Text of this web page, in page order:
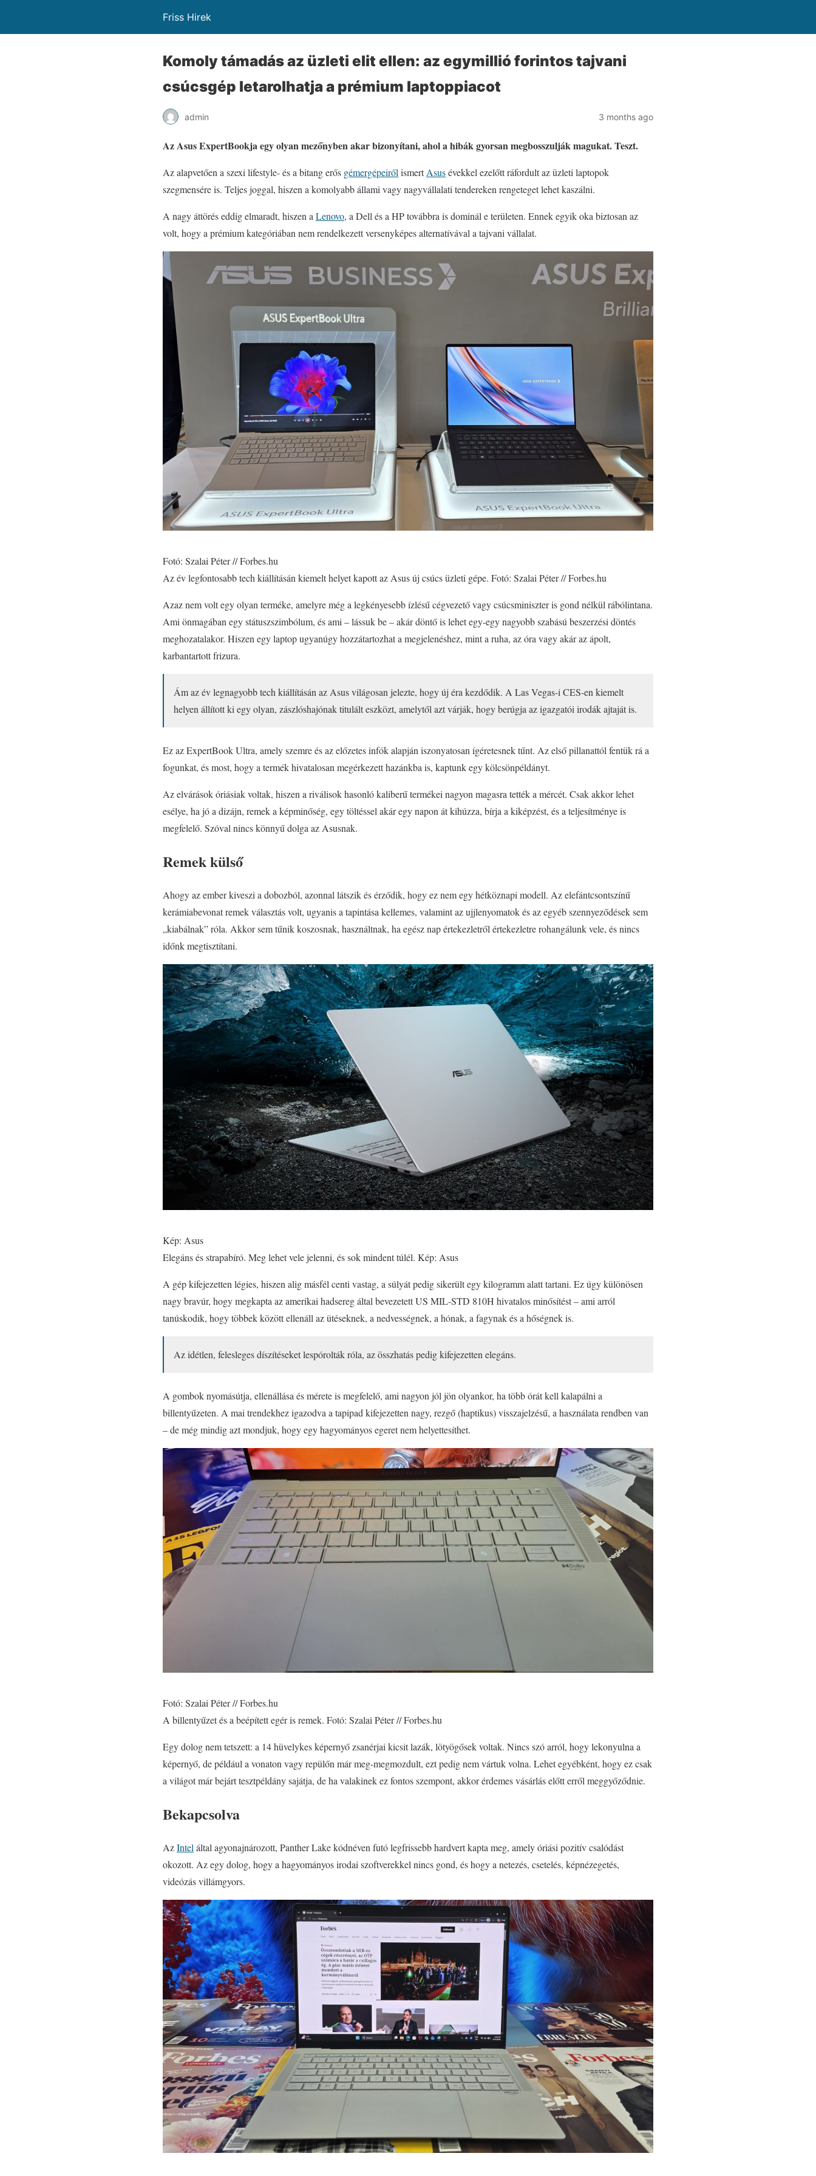
Friss Hirek
Komoly támadás az üzleti elit ellen: az egymillió forintos tajvani
csúcsgép letarolhatja a prémium laptoppiacot
admin 3 months ago
Az Asus ExpertBookja egy olyan mezőnyben akar bizonyítani, ahol a hibák gyorsan megbosszulják magukat. Teszt.
Az alapvetően a szexi lifestyle- és a bitang erős gémergépeiről ismertAsusévekkel ezelőtt ráfordult az üzleti laptopok
szegmensére is. Teljes joggal, hiszen a komolyabb állami vagy nagyvállalati tendereken rengeteget lehet kaszálni.
A nagy áttörés eddig elmaradt, hiszen a Lenovo, a Dell és a HP továbbra is dominál e területen. Ennek egyik oka biztosan az
volt, hogy a prémium kategóriában nem rendelkezett versenyképes alternatívával a tajvani vállalat.
Fotó: Szalai Péter // Forbes.hu
Az év legfontosabb tech kiállításán kiemelt helyet kapott az Asus új csúcs üzleti gépe. Fotó: Szalai Péter // Forbes.hu
Azaz nem volt egy olyan terméke, amelyre még a legkényesebb ízlésű cégvezető vagy csúcsminiszter is gond nélkül rábólintana.
Ami önmagában egy státuszszimbólum, és ami – lássuk be – akár döntő is lehet egy-egy nagyobb szabású beszerzési döntés
meghozatalakor. Hiszen egy laptop ugyanúgy hozzátartozhat a megjelenéshez, mint a ruha, az óra vagy akár az ápolt,
karbantartott frizura.
Ám az év legnagyobb tech kiállításán az Asus világosan jelezte, hogy új éra kezdődik. A Las Vegas-i CES-en kiemelt
helyen állított ki egy olyan, zászlóshajónak titulált eszközt, amelytől azt várják, hogy berúgja az igazgatói irodák ajtaját is.
Ez az ExpertBook Ultra, amely szemre és az előzetes infók alapján iszonyatosan ígéretesnek tűnt. Az első pillanattól fentük rá a
fogunkat, és most, hogy a termék hivatalosan megérkezett hazánkba is, kaptunk egy kölcsönpéldányt.
Az elvárások óriásiak voltak, hiszen a riválisok hasonló kaliberű termékei nagyon magasra tették a mércét. Csak akkor lehet
esélye, ha jó a dizájn, remek a képminőség, egy töltéssel akár egy napon át kihúzza, bírja a kiképzést, és a teljesítménye is
megfelelő. Szóval nincs könnyű dolga az Asusnak.
Remek külső
Ahogy az ember kiveszi a dobozból, azonnal látszik és érződik, hogy ez nem egy hétköznapi modell. Az elefántcsontszínű
kerámiabevonat remek választás volt, ugyanis a tapintása kellemes, valamint az ujjlenyomatok és az egyéb szennyeződések sem
„kiabálnak” róla. Akkor sem tűnik koszosnak, használtnak, ha egész nap értekezletről értekezletre rohangálunk vele, és nincs
időnk megtisztítani.
Kép: Asus
Elegáns és strapabíró. Meg lehet vele jelenni, és sok mindent túlél. Kép: Asus
A gép kifejezetten légies, hiszen alig másfél centi vastag, a súlyát pedig sikerült egy kilogramm alatt tartani. Ez úgy különösen
nagy bravúr, hogy megkapta az amerikai hadsereg által bevezetett US MIL-STD 810H hivatalos minősítést – ami arról
tanúskodik, hogy többek között ellenáll az ütéseknek, a nedvességnek, a hónak, a fagynak és a hőségnek is.
Az idétlen, felesleges díszítéseket lespórolták róla, az összhatás pedig kifejezetten elegáns.
A gombok nyomásútja, ellenállása és mérete is megfelelő, ami nagyon jól jön olyankor, ha több órát kell kalapálni a
billentyűzeten. A mai trendekhez igazodva a tapipad kifejezetten nagy, rezgő (haptikus) visszajelzésű, a használata rendben van
– de még mindig azt mondjuk, hogy egy hagyományos egeret nem helyettesíthet.
Fotó: Szalai Péter // Forbes.hu
A billentyűzet és a beépített egér is remek. Fotó: Szalai Péter // Forbes.hu
Egy dolog nem tetszett: a 14 hüvelykes képernyő zsanérjai kicsit lazák, lötyögősek voltak. Nincs szó arról, hogy lekonyulna a
képernyő, de például a vonaton vagy repülőn már meg-megmozdult, ezt pedig nem vártuk volna. Lehet egyébként, hogy ez csak
a világot már bejárt tesztpéldány sajátja, de ha valakinek ez fontos szempont, akkor érdemes vásárlás előtt erről meggyőződnie.
Bekapcsolva
AzInteláltal agyonajnározott, Panther Lake kódnéven futó legfrissebb hardvert kapta meg, amely óriási pozitív csalódást
okozott. Az egy dolog, hogy a hagyományos irodai szoftverekkel nincs gond, és hogy a netezés, csetelés, képnézegetés,
videózás villámgyors.